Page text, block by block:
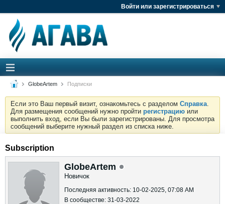
Войти или зарегистрироваться
GlobeArtem Подписки
Если это Ваш первый визит, ознакомьтесь с разделом Справка.
Для размещения сообщений нужно пройти регистрацию или
выполнить вход, если Вы были зарегистрированы. Для просмотра
сообщений выберите нужный раздел из списка ниже.
Subscription
GlobeArtem
Новичок
Последняя активность: 10-02-2025, 07:08 AM
В сообществе: 31-03-2022